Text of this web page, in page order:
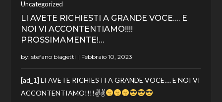
Uncategorized
LI AVETE RICHIESTI A GRANDE VOCE…. E
NOI VI ACCONTENTIAMO!!!!
PROSSIMAMENTE!…
by:stefano biagetti
[ad_1] LI AVETE RICHIESTI A GRANDE VOCE…. E NOI VI
ACCONTENTIAMO!!!!✌✌